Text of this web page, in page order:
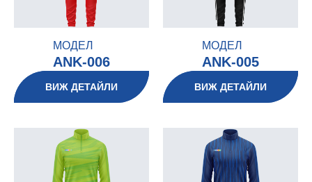
МОДЕЛ
ANK-006
ВИЖ ДЕТАЙЛИ
МОДЕЛ
ANK-005
ВИЖ ДЕТАЙЛИ